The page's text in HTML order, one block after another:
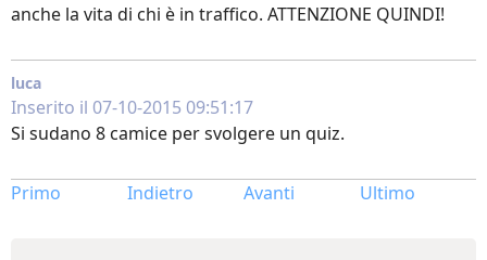
anche la vita di chi è in traffico. ATTENZIONE QUINDI!
luca
Inserito il 07-10-2015 09:51:17
Si sudano 8 camice per svolgere un quiz.
Primo Indietro Avanti Ultimo